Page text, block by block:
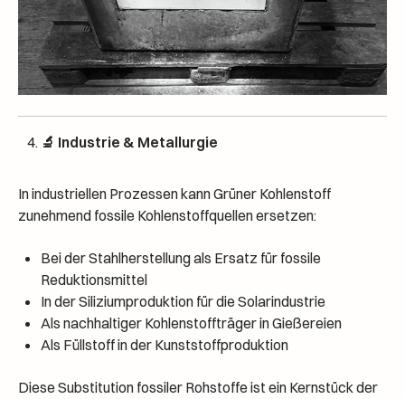
🔬 Industrie & Metallurgie
In industriellen Prozessen kann Grüner Kohlenstoff
zunehmend fossile Kohlenstoffquellen ersetzen:
Bei der Stahlherstellung als Ersatz für fossile
Reduktionsmittel
In der Siliziumproduktion für die Solarindustrie
Als nachhaltiger Kohlenstoffträger in Gießereien
Als Füllstoff in der Kunststoffproduktion
Diese Substitution fossiler Rohstoffe ist ein Kernstück der